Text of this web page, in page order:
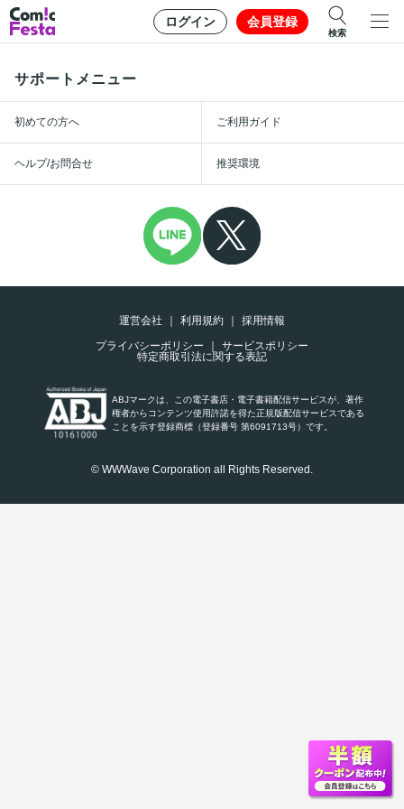
ログイン 会員登録
検索
サポートメニュー
初めての方へ ご利用ガイド
ヘルプ/お問合せ 推奨環境
運営会社 利用規約
採用情報
プライバシーポリシー
サービスポリシー
特定商取引法に関する表記
ABJマークは、この電子書店・電子書籍配信サービスが、著作
権者からコンテンツ使用許諾を得た正規版配信サービスである
ことを示す登録商標（登録番号 第6091713号）です。
© WWWave Corporation all Rights Reserved.